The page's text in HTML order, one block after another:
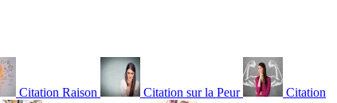
Citation Raison Citation sur la Peur Citation